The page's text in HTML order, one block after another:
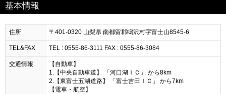
基本情報
住所 〒401-0320 山梨県 南都留郡鳴沢村字富士山8545-6
TEL&FAX TEL : 0555-86-3111 FAX : 0555-86-3084
交通情報
【自動車】
1.【中央自動車道】 「河口湖ＩＣ」 から8km
2.【東富士五湖道路】 「富士吉田ＩＣ」 から7km
【電車・航空】